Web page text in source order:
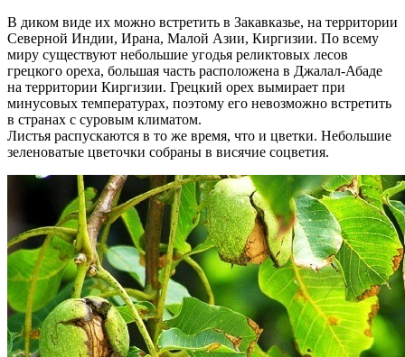
В диком виде их можно встретить в Закавказье, на территории
Северной Индии, Ирана, Малой Азии, Киргизии. По всему
миру существуют небольшие угодья реликтовых лесов
грецкого ореха, большая часть расположена в Джалал-Абаде
на территории Киргизии. Грецкий орех вымирает при
минусовых температурах, поэтому его невозможно встретить
в странах с суровым климатом.
Листья распускаются в то же время, что и цветки. Небольшие
зеленоватые цветочки собраны в висячие соцветия.